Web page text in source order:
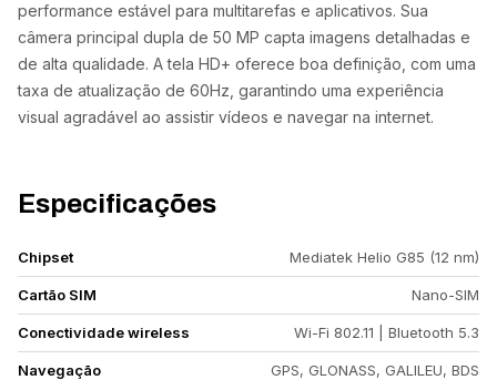
performance estável para multitarefas e aplicativos. Sua
câmera principal dupla de 50 MP capta imagens detalhadas e
de alta qualidade. A tela HD+ oferece boa definição, com uma
taxa de atualização de 60Hz, garantindo uma experiência
visual agradável ao assistir vídeos e navegar na internet.
Especificações
Chipset Mediatek Helio G85 (12 nm)
Cartão SIM Nano-SIM
Conectividade wireless Wi-Fi 802.11 | Bluetooth 5.3
Navegação GPS, GLONASS, GALILEU, BDS